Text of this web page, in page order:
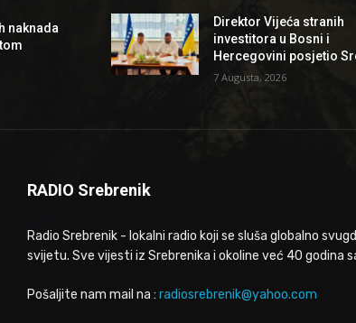
naknada
Direktor Vijeća stranih
investitora u Bosni i
Hercegovini posjetio
7 Augusta, 2026
RADIO Srebrenik
Radio Srebrenik - lokalni radio koji se sluša globalno
svijetu. Sve vijesti iz Srebrenika i okoline već 40 godina
Pošaljite nam mail na : radiosrebrenik@yahoo.com